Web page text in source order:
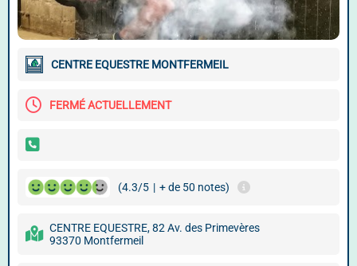
CENTRE EQUESTRE MONTFERMEIL
FERMÉ ACTUELLEMENT
(4.3/5 | + de 50 notes)
CENTRE EQUESTRE, 82 Av. des Primevères
93370 Montfermeil